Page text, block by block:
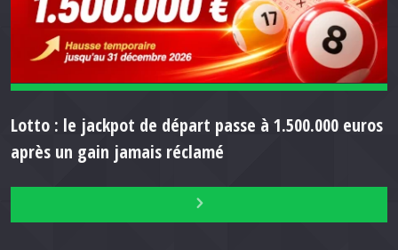
Lotto : le jackpot de départ passe à 1.500.000 euros
après un gain jamais réclamé